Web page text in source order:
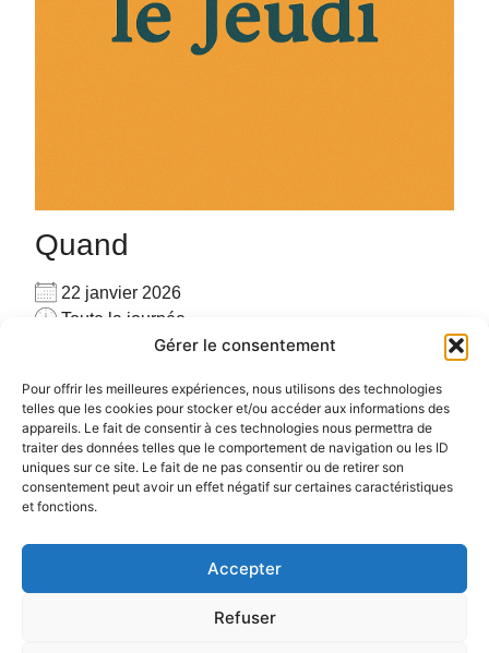
Gérer le consentement
Pour offrir les meilleures expériences, nous utilisons des technologies
telles que les cookies pour stocker et/ou accéder aux informations des
appareils. Le fait de consentir à ces technologies nous permettra de
traiter des données telles que le comportement de navigation ou les ID
uniques sur ce site. Le fait de ne pas consentir ou de retirer son
consentement peut avoir un effet négatif sur certaines caractéristiques
et fonctions.
Accepter
Refuser
Quand
22 janvier 2026
Toute la journée
Ajouter au Calendrier
Télécharger ICS
Calendrier Google
06.72.78.97.17
Pour plus d’informations :cliquez ici